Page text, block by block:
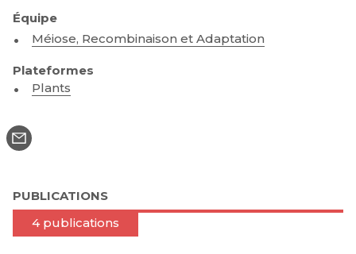
Équipe
Méiose, Recombinaison et Adaptation
Plateformes
Plants
PUBLICATIONS
4 publications